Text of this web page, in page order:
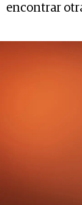
encontrar